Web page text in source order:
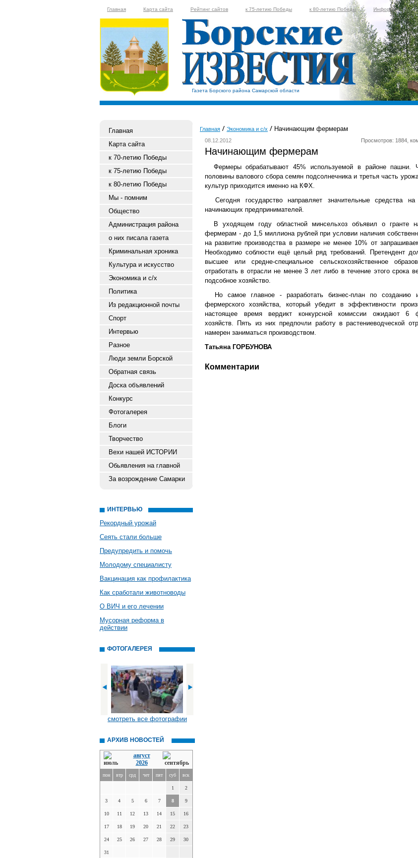
Главная Карта сайта Рейтинг сайтов к 75-летию Победы к 80-летию Победы Информер
Газета Борского района Самарской области
Главная
Карта сайта
к 70-летию Победы
к 75-летию Победы
к 80-летию Победы
Мы - помним
Общество
Администрация района
о них писала газета
Криминальная хроника
Культура и искусство
Экономика и с/х
Политика
Из редакционной почты
Спорт
Интервью
Разное
Люди земли Борской
Обратная связь
Доска объявлений
Конкурс
Фотогалерея
Блоги
Творчество
Вехи нашей ИСТОРИИ
Обьявления на главной
За возрождение Самарки
ИНТЕРВЬЮ
Рекордный урожай
Сеять стали больше
Предупредить и помочь
Молодому специалисту
Вакцинация как профилактика
Как сработали животноводы
О ВИЧ и его лечении
Мусорная реформа в
действии
ФОТОГАЛЕРЕЯ
смотреть все фотографии
АРХИВ НОВОСТЕЙ
август
2026
пон втр срд чет пят суб вск
1 2
3 4 5 6 7 8 9
10 11 12 13 14 15 16
17 18 19 20 21 22 23
24 25 26 27 28 29 30
31
Главная Экономика и с/х Начинающим фермерам
08.12.2012 Просмотров: 1884,
Начинающим фермерам
Фермеры обрабатывают 45% используемой в районе пашни.
половины валового сбора семян подсолнечника и третья часть
культур приходится именно на КФХ.
Сегодня государство направляет значительные средства
начинающих предпринимателей.
В уходящем году областной минсельхоз объявил о гранте
фермерам - до 1,5 миллиона рублей при условии наличия
на развитие производства в размере не менее 10% от
Необходимо соблюсти ещё целый ряд требований. Претендент
высшее или средне-специальное сельскохозяйственное
отработать в отрасли не менее 3 лет либо в течение этого срока
подсобное хозяйство.
Но самое главное - разработать бизнес-план по созданию
фермерского хозяйства, который убедит в эффективности
настоящее время вердикт конкурсной комиссии ожидают 6
хозяйств. Пять из них предпочли работу в растениеводческой
намерен заниматься производством.
Татьяна ГОРБУНОВА
Комментарии